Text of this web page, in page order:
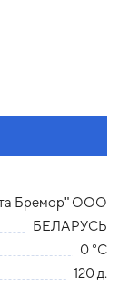
Бремор" ООО
БЕЛАРУСЬ
0 °С
120 д.